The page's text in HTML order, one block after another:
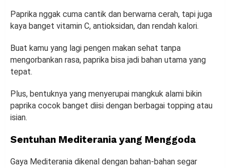
Paprika nggak cuma cantik dan berwarna cerah, tapi juga
kaya banget vitamin C, antioksidan, dan rendah kalori.
Buat kamu yang lagi pengen makan sehat tanpa
mengorbankan rasa, paprika bisa jadi bahan utama yang
tepat.
Plus, bentuknya yang menyerupai mangkuk alami bikin
paprika cocok banget diisi dengan berbagai topping atau
isian.
Sentuhan Mediterania yang Menggoda
Gaya Mediterania dikenal dengan bahan-bahan segar